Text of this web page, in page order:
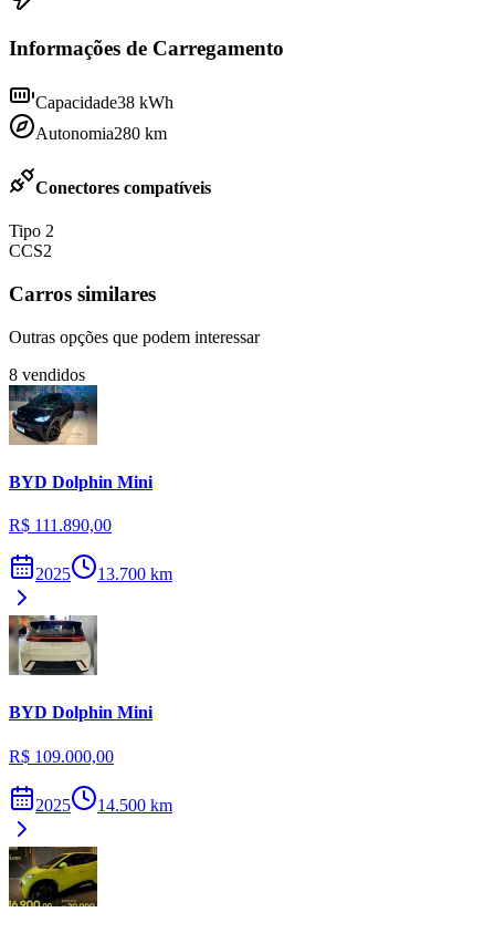
Informações de Carregamento
Capacidade38 kWh
Autonomia280 km
Conectores compatíveis
Tipo 2
CCS2
Carros similares
Outras opções que podem interessar
8 vendidos
BYD Dolphin Mini
R$ 111.890,00
2025 13.700 km
BYD Dolphin Mini
R$ 109.000,00
2025 14.500 km